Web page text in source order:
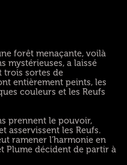
forêt menaçante, voilà
mystérieuses, a laissé
trois sortes de
entièrement peints, les
couleurs et les Reufs
prennent le pouvoir,
asservissent les Reufs.
ramener l’harmonie en
Plume décident de partir à